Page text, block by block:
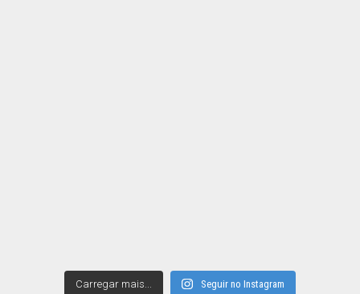
Carregar mais... Seguir no Instagram